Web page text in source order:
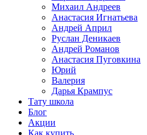
Михаил Андреев
Анастасия Игнатьева
Андрей Април
Руслан Деникаев
Андрей Романов
Анастасия Пуговкина
Юрий
Валерия
Дарья Крампус
Тату школа
Блог
Акции
Как купить